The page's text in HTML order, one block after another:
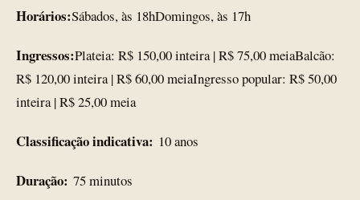
Horários:Sábados, às 18hDomingos, às 17h
Ingressos:Plateia: R$ 150,00 inteira | R$ 75,00 meiaBalcão:
R$ 120,00 inteira | R$ 60,00 meiaIngresso popular: R$ 50,00
inteira | R$ 25,00 meia
Classificação indicativa: 10 anos
Duração: 75 minutos